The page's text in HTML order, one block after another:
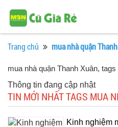
Trang chủ mua nhà quận
mua nhà quận Thanh Xuân,
Thông tin đang cập nhật
TIN MỚI NHẤT TAGS MUA
Kinh nghiệm